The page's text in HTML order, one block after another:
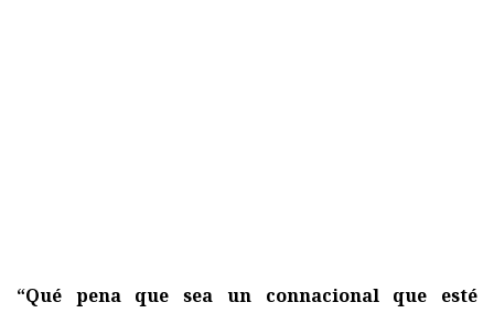
“Qué pena que sea un connacional que esté